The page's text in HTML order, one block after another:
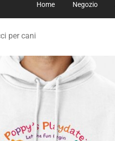
Home Negozio
per cani